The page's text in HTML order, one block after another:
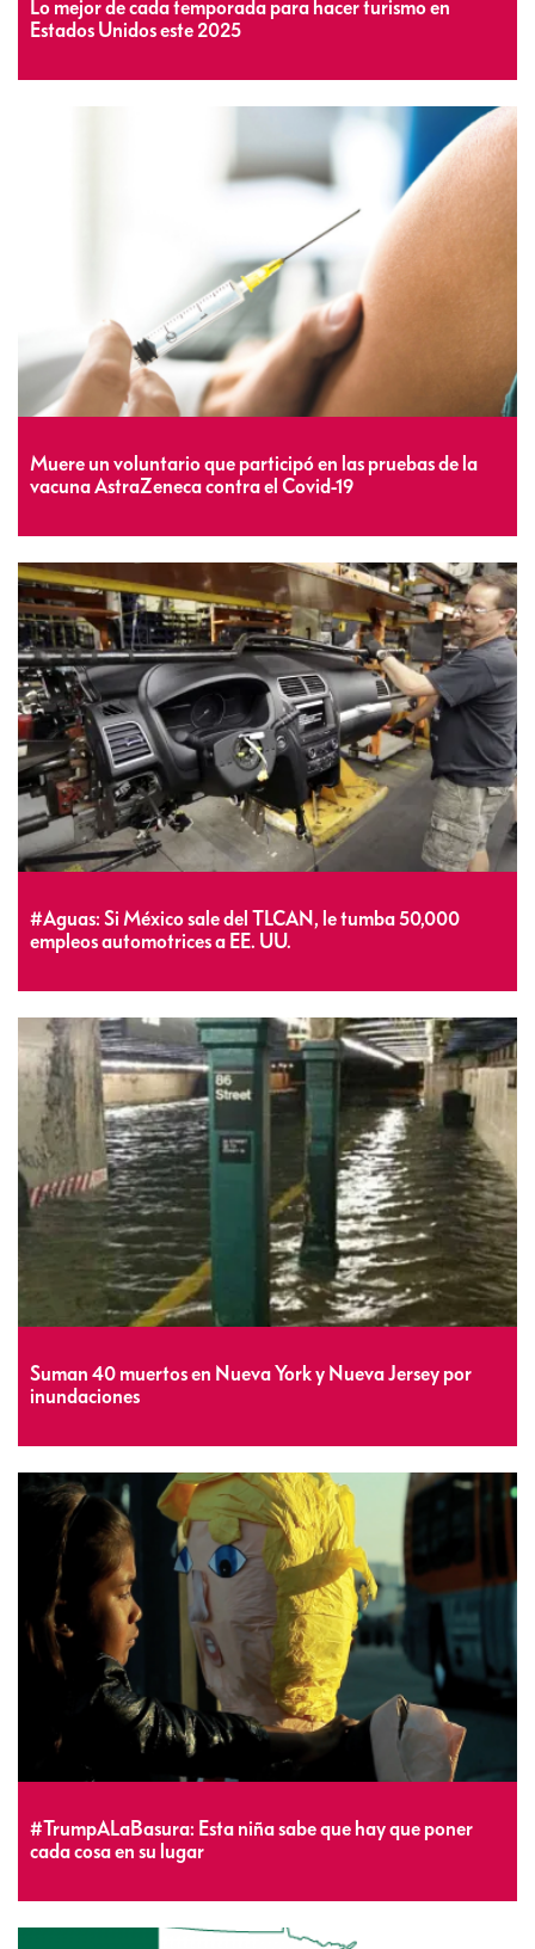
Lo mejor de cada temporada para hacer turismo en
Estados Unidos este 2025
Muere un voluntario que participó en las pruebas de la
vacuna AstraZeneca contra el Covid-19
#Aguas: Si México sale del TLCAN, le tumba 50,000
empleos automotrices a EE. UU.
Suman 40 muertos en Nueva York y Nueva Jersey por
inundaciones
#TrumpALaBasura: Esta niña sabe que hay que poner
cada cosa en su lugar